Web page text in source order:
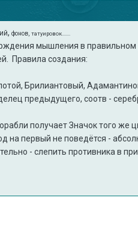
,фонов, татуировок.......
мышления в правильном
Правила создания:
Брилиантовый,
предыдущего, соотв -
получает Значок того же
на первый не поведётся -
- слепить противника в